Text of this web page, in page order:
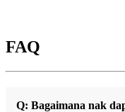
FAQ
Q: Bagaimana nak